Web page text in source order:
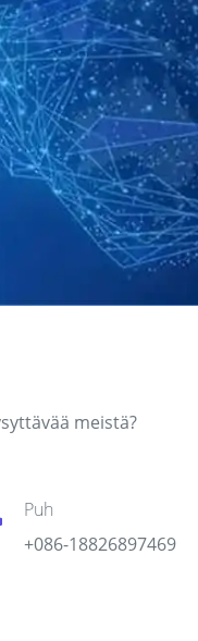
meistä?
Puh
+086-18826897469